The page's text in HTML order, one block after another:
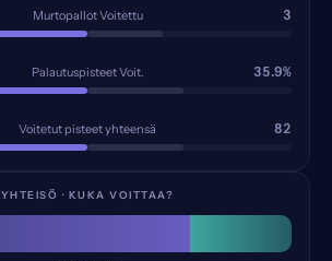
Murtopallot Voitettu 3
Palautuspisteet Voit. 35.9%
Voitetut pisteet yhteensä 82
YHTEISÖ · KUKA VOITTAA?